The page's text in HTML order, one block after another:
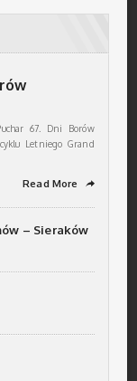
67. Dni Borów
Letniego Grand
Read More ➦
– Sieraków